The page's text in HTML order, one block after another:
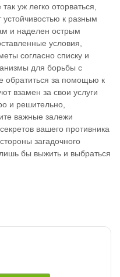
уж легко оторваться,
к разным
и наделен острым
условия,
согласно списку и
для борьбы с
обратиться за помощью к
взамен за свои услуги
и решительно,
важные залежи
вашего противника
загадочного
бы выжить и выбраться